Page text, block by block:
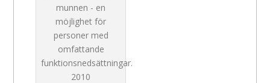
munnen - en
möjlighet för
personer med
omfattande
funktionsnedsättningar.
2010